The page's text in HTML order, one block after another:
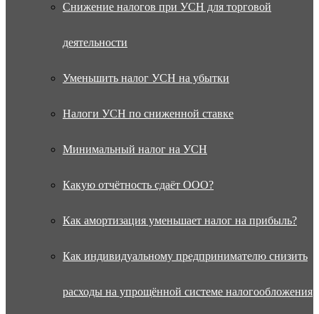
Снижение налогов при УСН для торговой
деятельности
Уменьшить налог УСН на убытки
Налоги УСН по сниженной ставке
Минимальный налог на УСН
Какую отчётность сдаёт ООО?
Как амортизация уменьшает налог на прибыль?
Как индивидуальному предпринимателю снизить
расходы на упрощённой системе налогообложения